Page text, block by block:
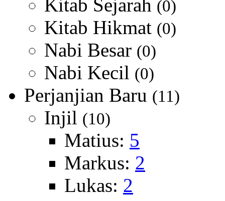
Kitab Sejarah (0)
Kitab Hikmat (0)
Nabi Besar (0)
Nabi Kecil (0)
Perjanjian Baru (11)
Injil (10)
Matius: 5
Markus: 2
Lukas: 2